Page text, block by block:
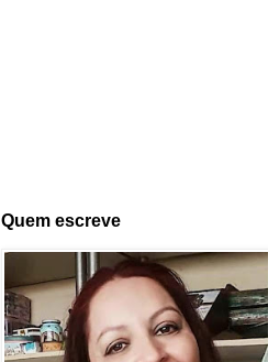
Quem escreve